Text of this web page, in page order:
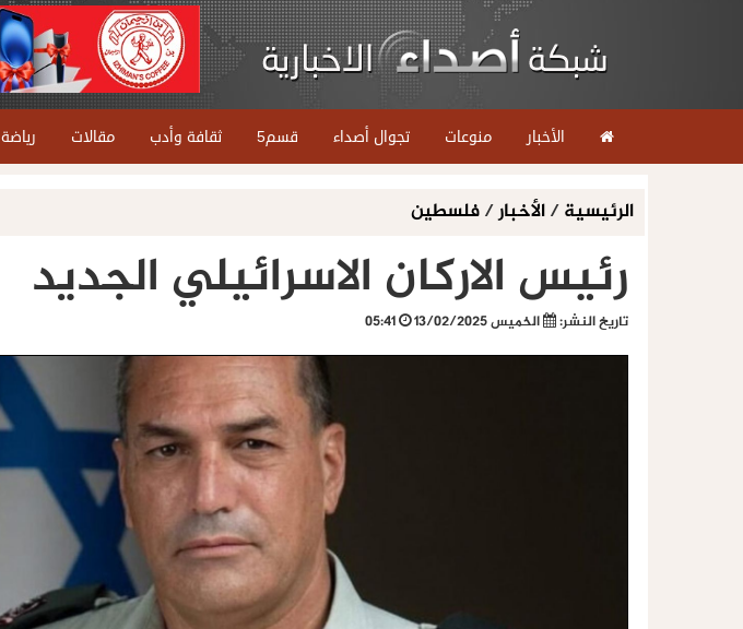
الأخبار منوعات تجوال أصداء قسم5 ثقافة وأدب مقالات رياضة
الرئيسية/الأخبار/فلسطين
رئيس الاركان الاسرائيلي الجديد
تاريخ النشر: الخميس 13/02/2025